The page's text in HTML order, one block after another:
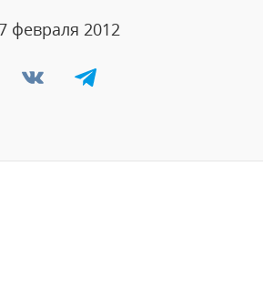
февраля 2012